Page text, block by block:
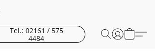
Tel.: 02161 / 575
4484